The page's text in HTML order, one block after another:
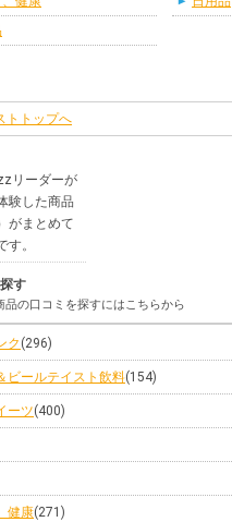
トトップへ
リーダーが
験した商品
がまとめて
す。
す
品の口コミを探すにはこちらから
ク (296)
ビールテイスト飲料(154)
ーツ(400)
健康(271)